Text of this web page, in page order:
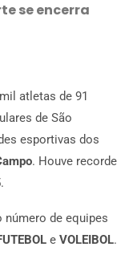
se encerra
atletas de 91
de São
esportivas dos
. Houve recorde
número de equipes
e VOLEIBOL.